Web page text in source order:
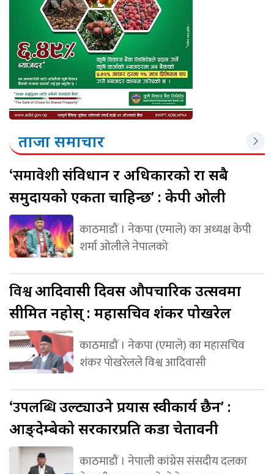
ताजा समाचार
‘समावेशीसंविधान र अधिकारको रक्षा सबै
समुदायको एकता चाहिन्छ’ : केपी ओली
काठमाडौं । नेकपा (एमाले) का अध्यक्ष केपी
शर्मा ओलीले नेपालको
विश्वआदिवासी दिवस औपचारिक उत्सवमा
सीमित नहोस् : महासचिव शंकर पोखरेल
काठमाडौं । नेकपा (एमाले) का महासचिव
शंकर पोखरेलले विश्व आदिवासी
‘उपलब्धिउल्ट्याउने प्रयास स्वीकार्य छैन’ :
आङ्देम्बेको सरकारप्रति कडा चेतावनी
काठमाडौं । नेपाली कांग्रेस संसदीय दलका